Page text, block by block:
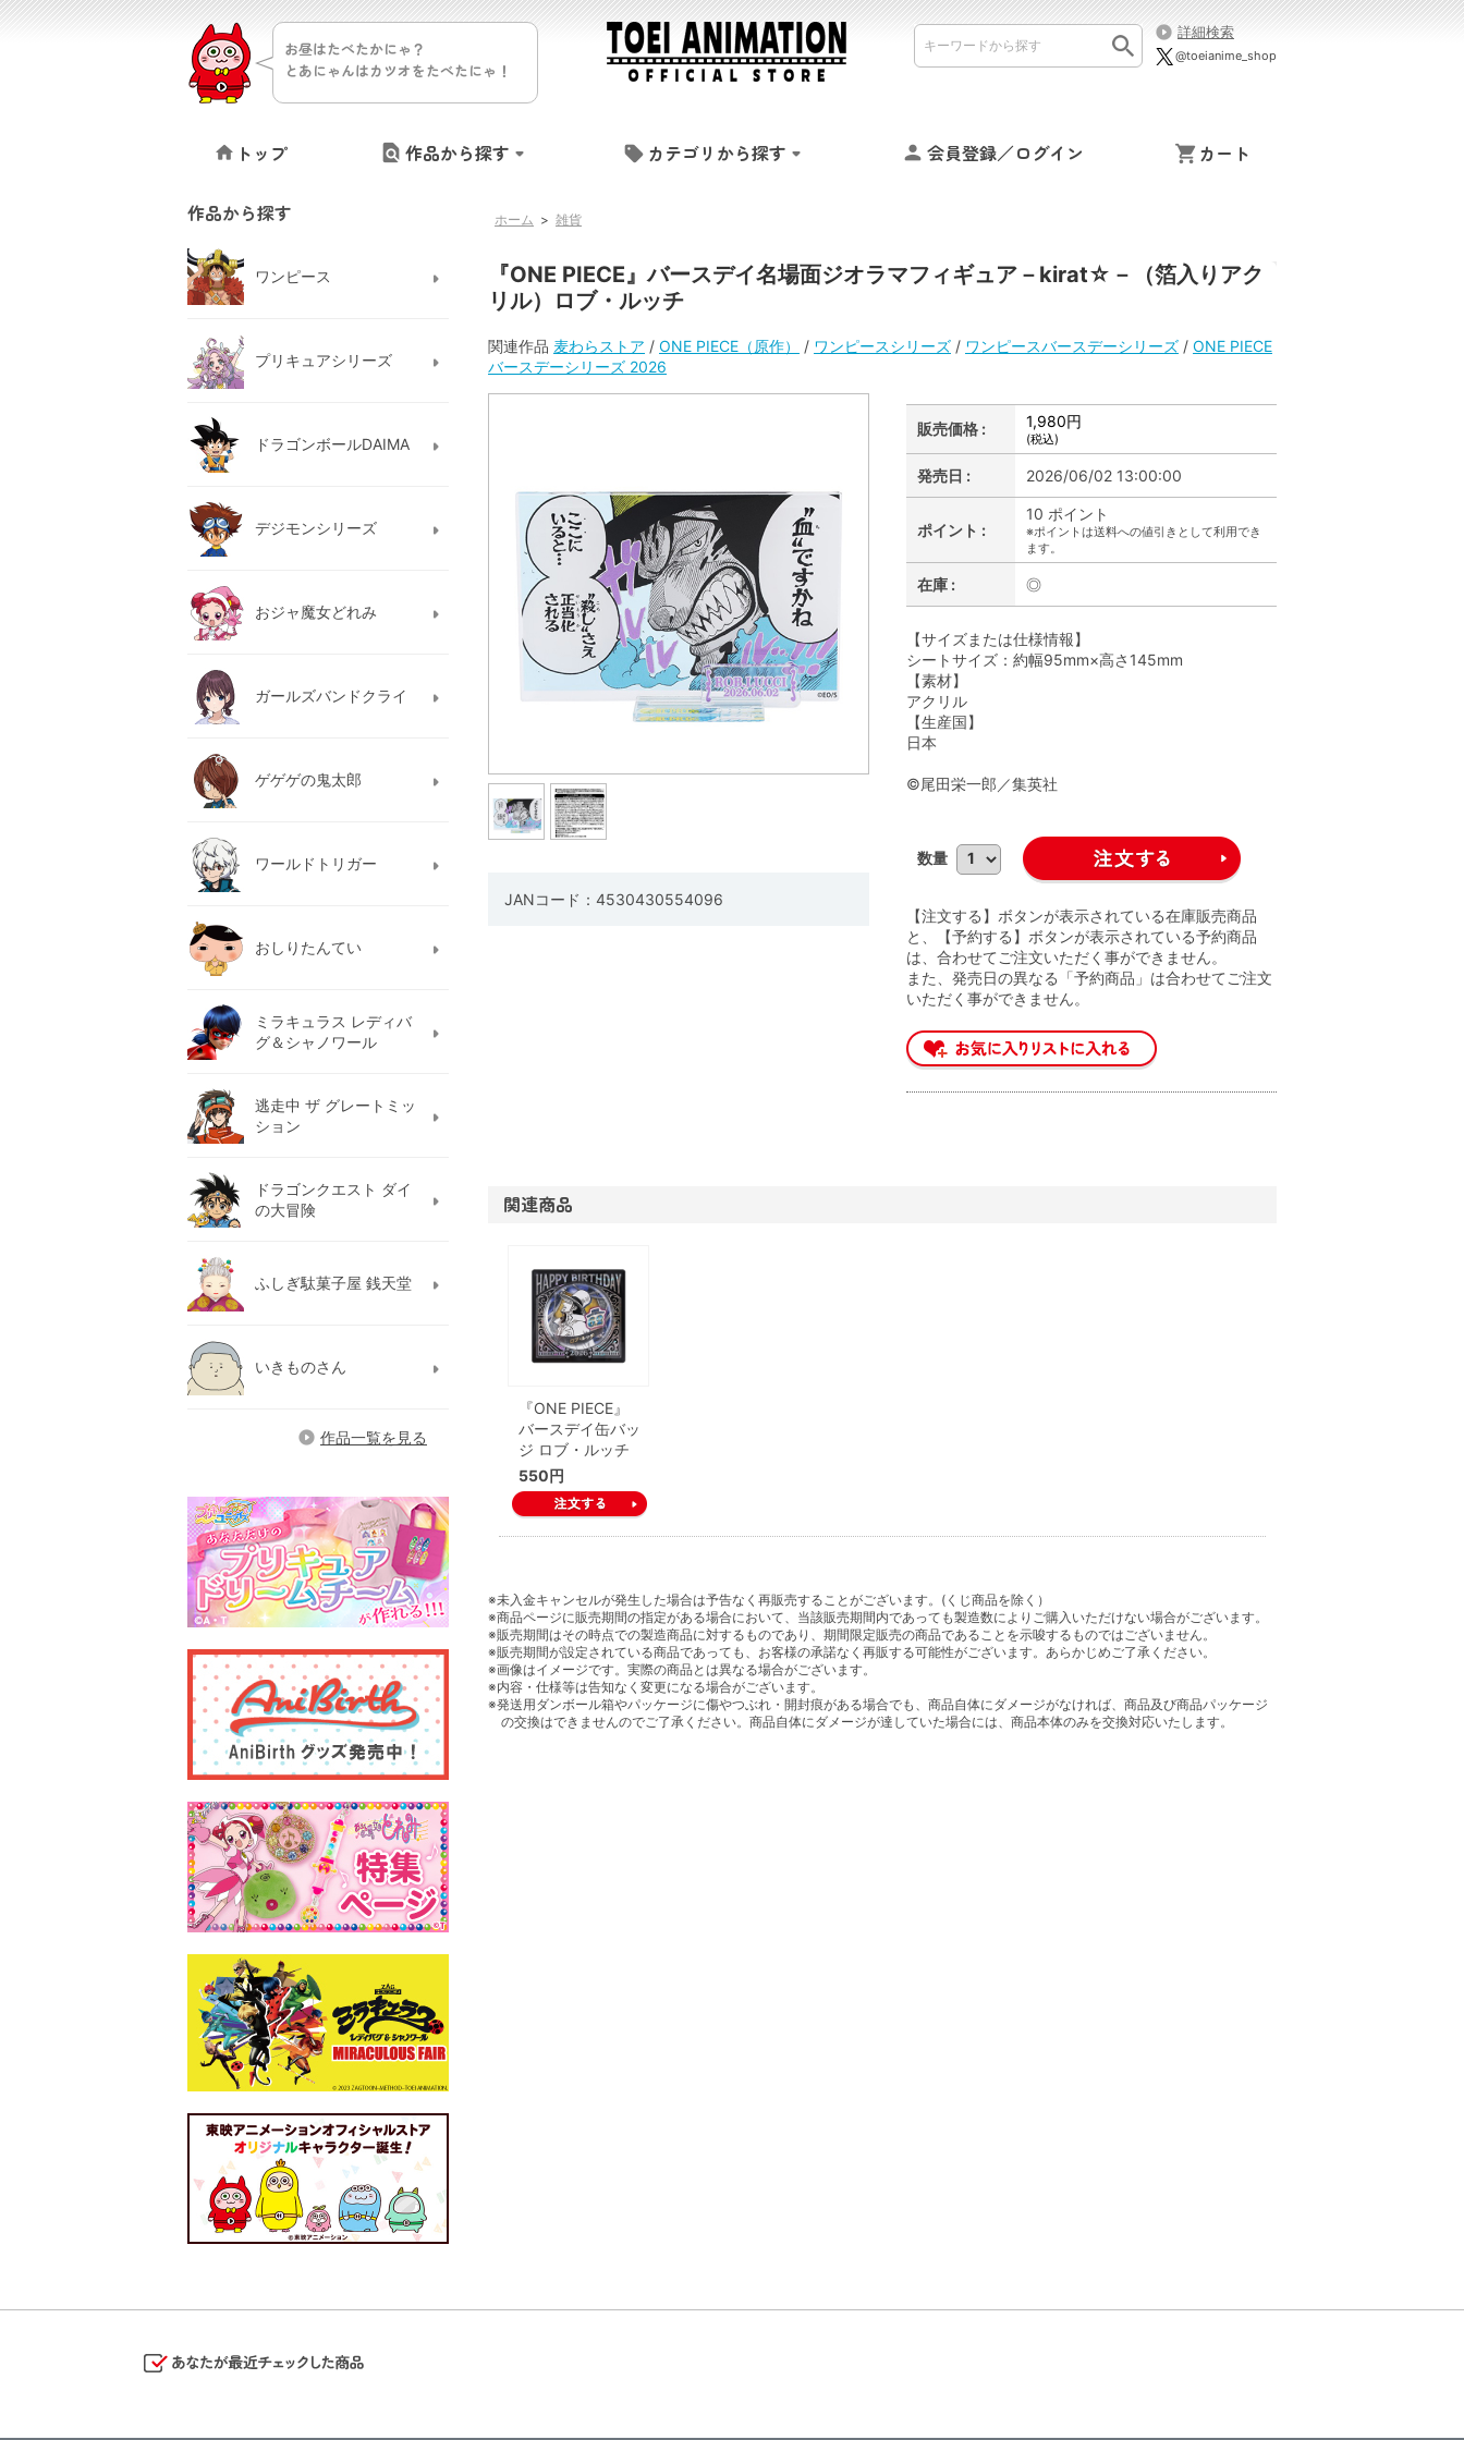
お昼はたべたかにゃ？
とあにゃんはカツオをたべたにゃ！
詳細検索
@toeianime_shop
トップ 作品から探す カテゴリから探す 会員登録／ログイン カート
ホーム > 雑貨
『ONE PIECE』バースデイ名場面ジオラマフィギュア－kirat☆－（箔入りアク
リル）ロブ・ルッチ
関連作品 麦わらストア / ONE PIECE（原作） / ワンピースシリーズ / ワンピースバースデーシリーズ / ONE PIECE
バースデーシリーズ 2026
JANコード：4530430554096
販売価格 : 1,980円
(税込)
発売日 : 2026/06/02 13:00:00
ポイント :
10 ポイント
※ポイントは送料への値引きとして利用でき
ます。
在庫 : ◎
【サイズまたは仕様情報】
シートサイズ：約幅95mm×高さ145mm
【素材】
アクリル
【生産国】
日本
©尾田栄一郎／集英社
数量
【注文する】ボタンが表示されている在庫販売商品
と、【予約する】ボタンが表示されている予約商品
は、合わせてご注文いただく事ができません。
また、発売日の異なる「予約商品」は合わせてご注文
いただく事ができません。
関連商品
『ONE PIECE』
バースデイ缶バッ
ジ ロブ・ルッチ
550円
※未入金キャンセルが発生した場合は予告なく再販売することがございます。(くじ商品を除く）
※商品ページに販売期間の指定がある場合において、当該販売期間内であっても製造数によりご購入いただけない場合がございます。
※販売期間はその時点での製造商品に対するものであり、期間限定販売の商品であることを示唆するものではございません。
※販売期間が設定されている商品であっても、お客様の承諾なく再販する可能性がございます。あらかじめご了承ください。
※画像はイメージです。実際の商品とは異なる場合がございます。
※内容・仕様等は告知なく変更になる場合がございます。
※発送用ダンボール箱やパッケージに傷やつぶれ・開封痕がある場合でも、商品自体にダメージがなければ、商品及び商品パッケージ
の交換はできませんのでご了承ください。商品自体にダメージが達していた場合には、商品本体のみを交換対応いたします。
作品から探す
ワンピース
プリキュアシリーズ
ドラゴンボールDAIMA
デジモンシリーズ
おジャ魔女どれみ
ガールズバンドクライ
ゲゲゲの鬼太郎
ワールドトリガー
おしりたんてい
ミラキュラス レディバ
グ＆シャノワール
逃走中 ザ グレートミッ
ション
ドラゴンクエスト ダイ
の大冒険
ふしぎ駄菓子屋 銭天堂
いきものさん
作品一覧を見る